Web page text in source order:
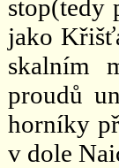
stop(tedy
jako
skalním
proudů
horníky
v dole